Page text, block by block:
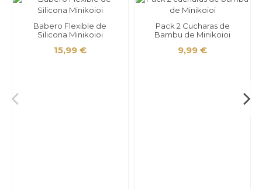
Babero Flexible de
Silicona Minikoioi
15,99 €
Pack 2 Cucharas de
Bambu de Minikoioi
9,99 €